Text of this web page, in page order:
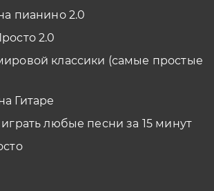
пианино 2.0
2.0
классики (самые простые
Гитаре
играть любые песни за 15 минут